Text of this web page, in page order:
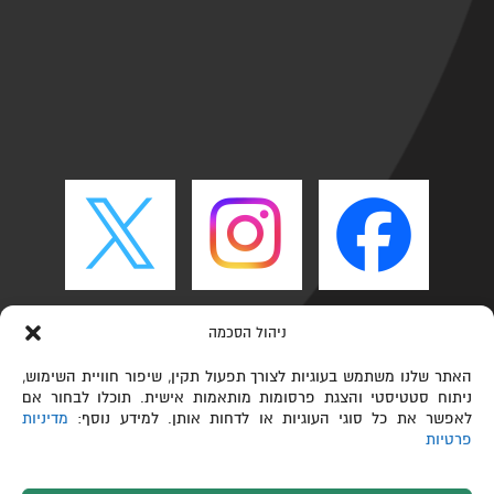
ניהול הסכמה
האתר שלנו משתמש בעוגיות לצורך תפעול תקין, שיפור חוויית השימוש,
ניתוח סטטיסטי והצגת פרסומות מותאמות אישית. תוכלו לבחור אם
לאפשר את כל סוגי העוגיות או לדחות אותן. למידע נוסף: מדיניות
פרטיות